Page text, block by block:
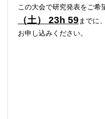
この大会で研究発表をご希
（土）
23h 59 までに
お申し込みください。